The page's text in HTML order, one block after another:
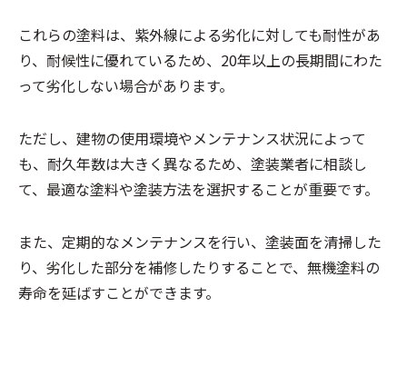
これらの塗料は、紫外線による劣化に対しても耐性があ
り、耐候性に優れているため、20年以上の長期間にわた
って劣化しない場合があります。
ただし、建物の使用環境やメンテナンス状況によって
も、耐久年数は大きく異なるため、塗装業者に相談し
て、最適な塗料や塗装方法を選択することが重要です。
また、定期的なメンテナンスを行い、塗装面を清掃した
り、劣化した部分を補修したりすることで、無機塗料の
寿命を延ばすことができます。